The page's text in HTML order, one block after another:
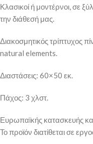
Κλασικοί ή μοντέρνοι, σε
την διάθεσή μας.
Διακοσμητικός τρίπτυχος
natural elements.
Διαστάσεις: 60×50 εκ.
Πάχος: 3 χλστ.
Ευρωπαϊκής κατασκευής
Το προϊόν διατίθεται σε